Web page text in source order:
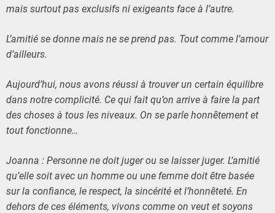
mais surtout pas exclusifs ni exigeants face à l’autre.
L’amitié se donne mais ne se prend pas. Tout comme l’amour
d’ailleurs.
Aujourd’hui, nous avons réussi à trouver un certain équilibre
dans notre complicité. Ce qui fait qu’on arrive à faire la part
des choses à tous les niveaux. On se parle honnêtement et
tout fonctionne…
Joanna : Personne ne doit juger ou se laisser juger. L’amitié
qu’elle soit avec un homme ou une femme doit être basée
sur la confiance, le respect, la sincérité et l’honnêteté. En
dehors de ces éléments, vivons comme on veut et soyons